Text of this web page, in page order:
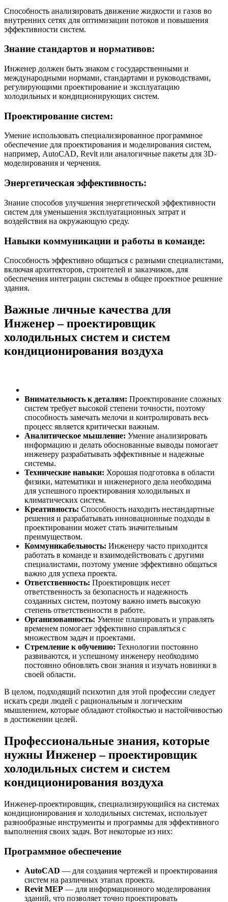
Способность анализировать движение жидкости и газов во
внутренних сетях для оптимизации потоков и повышения
эффективности систем.
Знание стандартов и нормативов:
Инженер должен быть знаком с государственными и
международными нормами, стандартами и руководствами,
регулирующими проектирование и эксплуатацию
холодильных и кондиционирующих систем.
Проектирование систем:
Умение использовать специализированное программное
обеспечение для проектирования и моделирования систем,
например, AutoCAD, Revit или аналогичные пакеты для 3D-
моделирования и черчения.
Энергетическая эффективность:
Знание способов улучшения энергетической эффективности
систем для уменьшения эксплуатационных затрат и
воздействия на окружающую среду.
Навыки коммуникации и работы в команде:
Способность эффективно общаться с разными специалистами,
включая архитекторов, строителей и заказчиков, для
обеспечения интеграции системы в общее проектное решение
здания.
Важные личные качества для
Инженер – проектировщик
холодильных систем и систем
кондиционирования воздуха
Внимательность к деталям: Проектирование сложных
систем требует высокой степени точности, поэтому
способность замечать мелочи и контролировать весь
процесс является критически важным.
Аналитическое мышление: Умение анализировать
информацию и делать обоснованные выводы помогает
инженеру разрабатывать эффективные и надежные
системы.
Технические навыки: Хорошая подготовка в области
физики, математики и инженерного дела необходима
для успешного проектирования холодильных и
климатических систем.
Креативность: Способность находить нестандартные
решения и разрабатывать инновационные подходы в
проектировании может стать значительным
преимуществом.
Коммуникабельность: Инженеру часто приходится
работать в команде и взаимодействовать с другими
специалистами, поэтому умение эффективно общаться
важно для успеха проекта.
Ответственность: Проектировщик несет
ответственность за безопасность и надежность
созданных систем, поэтому важно иметь высокую
степень ответственности в работе.
Организованность: Умение планировать и управлять
временем помогает эффективно справляться с
множеством задач и проектами.
Стремление к обучению: Технологии постоянно
развиваются, и успешному инженеру необходимо
постоянно обновлять свои знания и изучать новинки в
своей области.
В целом, подходящий психотип для этой профессии следует
искать среди людей с рациональным и логическим
мышлением, которые обладают стойкостью и настойчивостью
в достижении целей.
Профессиональные знания, которые
нужны Инженер – проектировщик
холодильных систем и систем
кондиционирования воздуха
Инженер-проектировщик, специализирующийся на системах
кондиционирования и холодильных системах, использует
разнообразные инструменты и программы для эффективного
выполнения своих задач. Вот некоторые из них:
Программное обеспечение
AutoCAD — для создания чертежей и проектирования
систем на различных этапах проекта.
Revit MEP — для информационного моделирования
зданий, что позволяет точно проектировать